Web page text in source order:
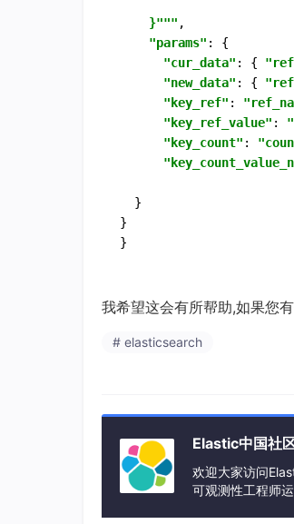
    }"""
,
"params" : {
"cur_data" : {
"new_data" : {
"key_ref" :
"key_ref_value" :
"key_count" :
  }
}
我希望这会有所帮助,如果您
# elasticsearch
Elastic中国社
欢迎大家访问
可观测性工程师运